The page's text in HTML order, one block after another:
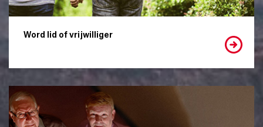
Word lid of vrijwilliger